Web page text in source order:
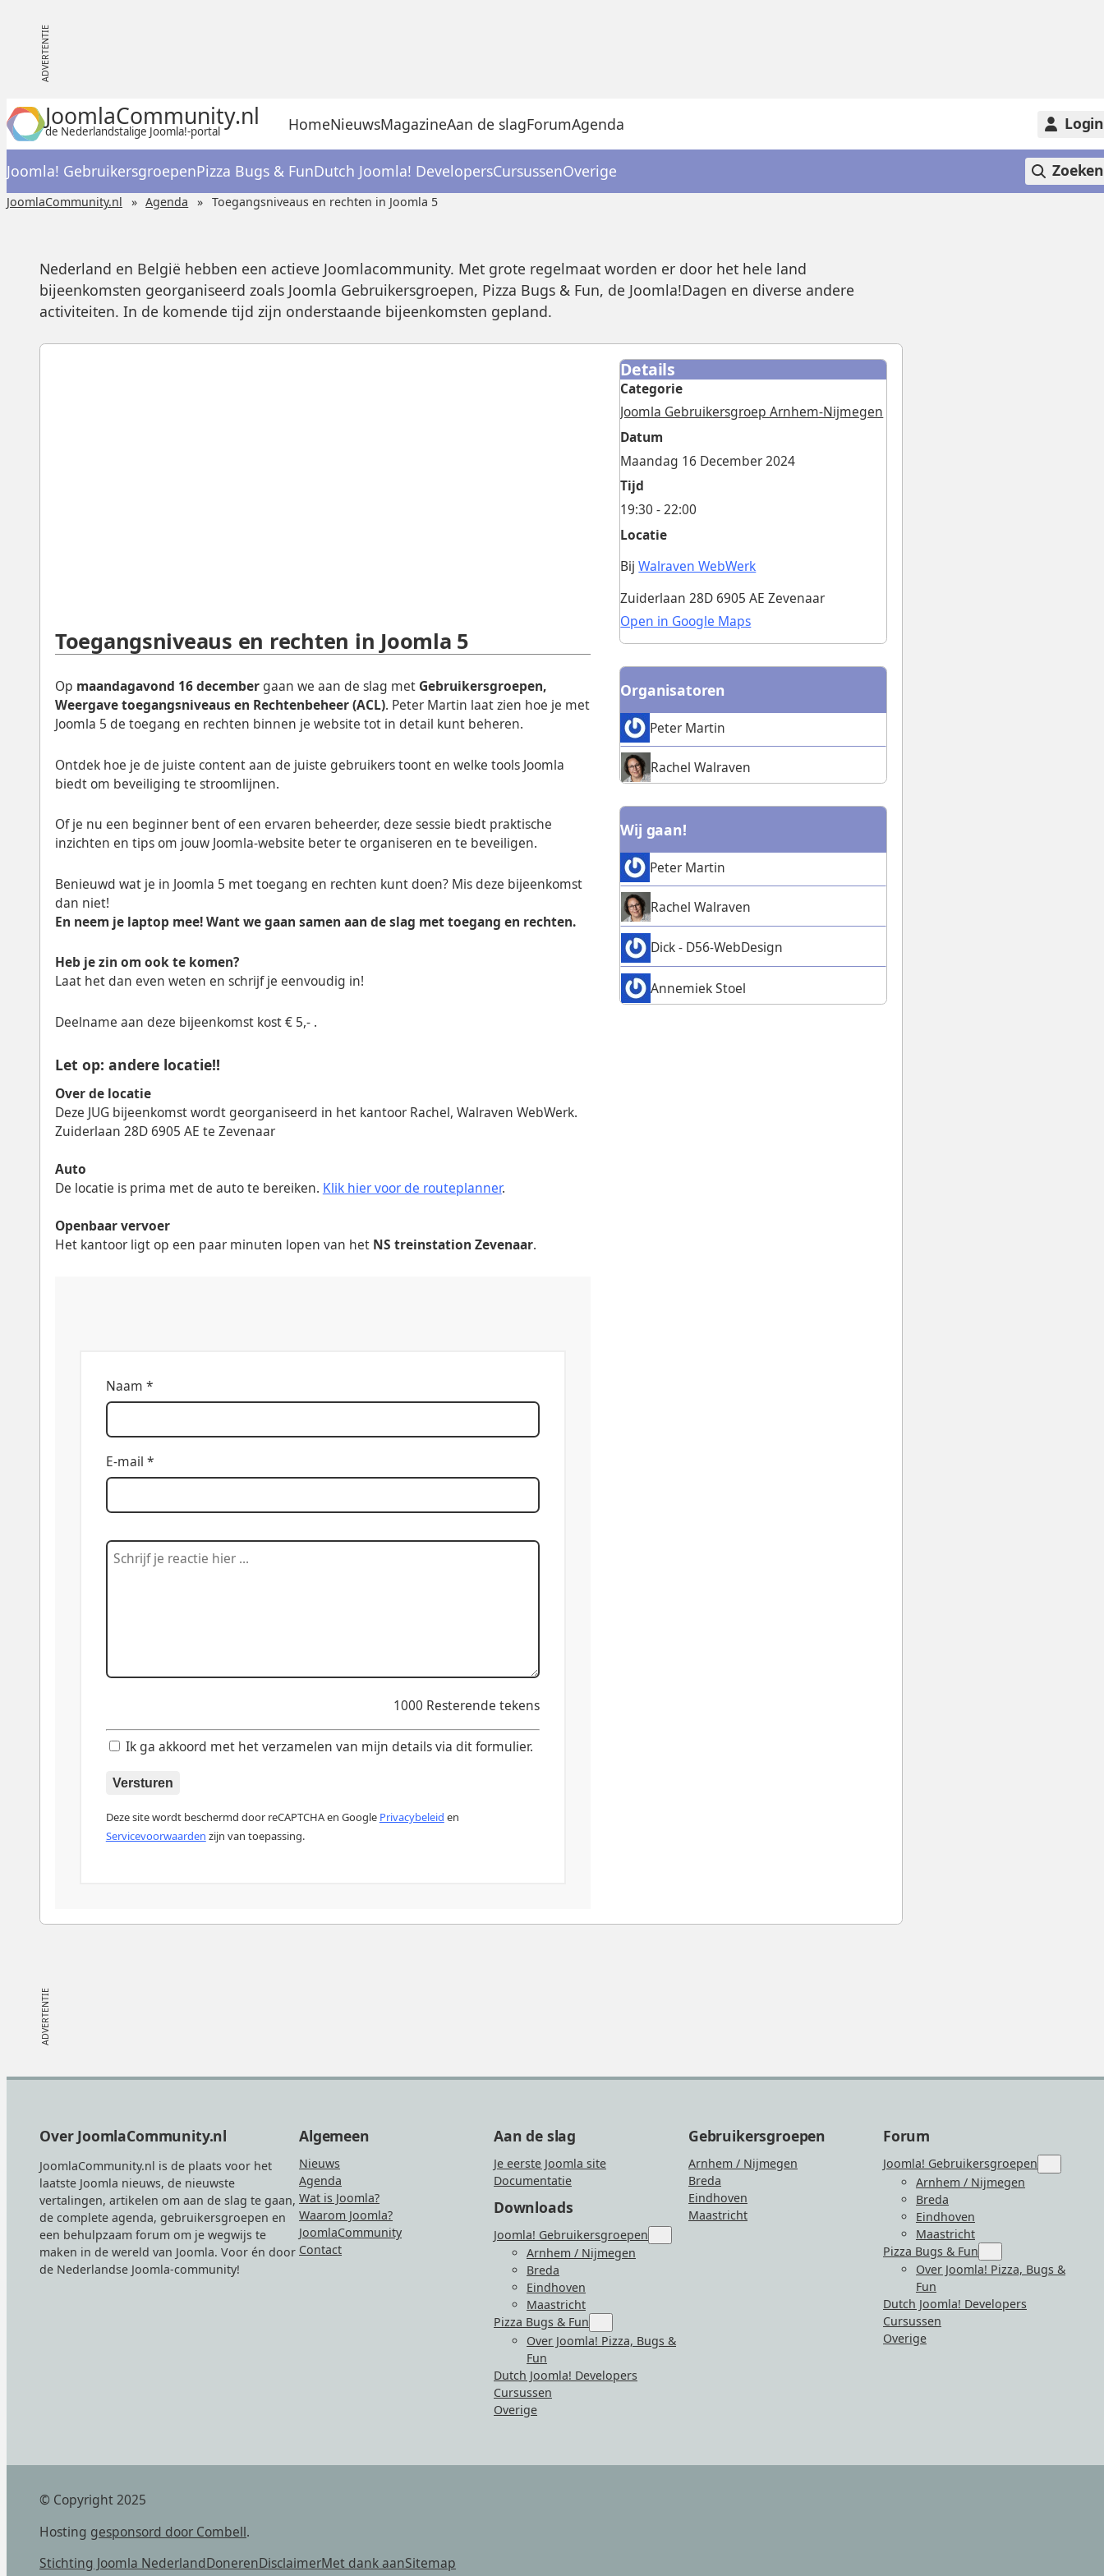
JoomlaCommunity.nl
de Nederlandstalige Joomla!-portal HomeNieuwsMagazineAan de slagForumAgenda Login
Joomla! GebruikersgroepenPizza Bugs & FunDutch Joomla! DevelopersCursussenOverige Zoeken
JoomlaCommunity.nl Agenda Toegangsniveaus en rechten in Joomla 5
Nederland en België hebben een actieve Joomlacommunity. Met grote regelmaat worden er door het hele land
bijeenkomsten georganiseerd zoals Joomla Gebruikersgroepen, Pizza Bugs & Fun, de Joomla!Dagen en diverse andere
activiteiten. In de komende tijd zijn onderstaande bijeenkomsten gepland.
Toegangsniveaus en rechten in Joomla 5
Op maandagavond 16 decembergaan we aan de slag met Gebruikersgroepen,
Weergave toegangsniveaus en Rechtenbeheer (ACL). Peter Martin laat zien hoe je met
Joomla 5 de toegang en rechten binnen je website tot in detail kunt beheren.
Ontdek hoe je de juiste content aan de juiste gebruikers toont en welke tools Joomla
biedt om beveiliging te stroomlijnen.
Of je nu een beginner bent of een ervaren beheerder, deze sessie biedt praktische
inzichten en tips om jouw Joomla-website beter te organiseren en te beveiligen.
Benieuwd wat je in Joomla 5 met toegang en rechten kunt doen? Mis deze bijeenkomst
dan niet!
En neem je laptop mee! Want we gaan samen aan de slag met toegang en rechten.
Heb je zin om ook te komen?
Laat het dan even weten en schrijf je eenvoudig in!
Deelname aan deze bijeenkomst kost € 5,- .
Let op: andere locatie!!
Over de locatie
Deze JUG bijeenkomst wordt georganiseerd in het kantoor Rachel, Walraven WebWerk.
Zuiderlaan 28D 6905 AE te Zevenaar
Auto
De locatie is prima met de auto te bereiken. Klik hier voor de routeplanner.
Openbaar vervoer
Het kantoor ligt op een paar minuten lopen van het NS treinstation Zevenaar.
Naam *
E-mail *
1000 Resterende tekens
Ik ga akkoord met het verzamelen van mijn details via dit formulier.
Versturen
Deze site wordt beschermd door reCAPTCHA en Google Privacybeleid en
Servicevoorwaarden zijn van toepassing.
Details
Categorie
Joomla Gebruikersgroep Arnhem-Nijmegen
Datum
Maandag 16 December 2024
Tijd
19:30 - 22:00
Locatie
BijWalraven WebWerk
Zuiderlaan 28D 6905 AE Zevenaar
Open in Google Maps
Organisatoren
Peter Martin
Rachel Walraven
Wij gaan!
Peter Martin
Rachel Walraven
Dick - D56-WebDesign
Annemiek Stoel
Over JoomlaCommunity.nl
JoomlaCommunity.nl is de plaats voor het
laatste Joomla nieuws, de nieuwste
vertalingen, artikelen om aan de slag te gaan,
de complete agenda, gebruikersgroepen en
een behulpzaam forum om je wegwijs te
maken in de wereld van Joomla. Voor én door
de Nederlandse Joomla-community!
Algemeen
Nieuws
Agenda
Wat is Joomla?
Waarom Joomla?
JoomlaCommunity
Contact
Aan de slag
Je eerste Joomla site
Documentatie
Downloads
Joomla! Gebruikersgroepen
for
Arnhem / Nijmegen
Breda
Eindhoven
Maastricht
Pizza Bugs & Fun
for
“Pizza
&
Fun”
Over Joomla! Pizza, Bugs &
Fun
Dutch Joomla! Developers
Cursussen
Overige
Gebruikersgroepen
Arnhem / Nijmegen
Breda
Eindhoven
Maastricht
Forum
Joomla! Gebruikersgroepen
for
Arnhem / Nijmegen
Breda
Eindhoven
Maastricht
Pizza Bugs & Fun
for
“Pizza
&
Fun”
Over Joomla! Pizza, Bugs &
Fun
Dutch Joomla! Developers
Cursussen
Overige
© Copyright 2025
Hosting gesponsord door Combell.
Stichting Joomla NederlandDonerenDisclaimerMet dank aanSitemap